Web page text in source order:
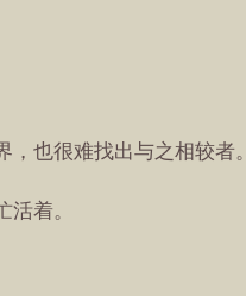
也很难找出与之相较者。
着。